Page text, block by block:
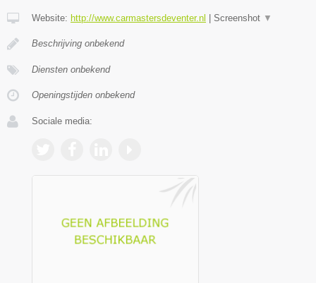
Website: http://www.carmastersdeventer.nl Screenshot ▼
Beschrijving onbekend
Diensten onbekend
Openingstijden onbekend
Sociale media: